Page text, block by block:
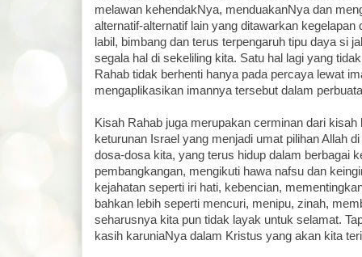
melawan kehendakNya, menduakanNya dan
alternatif-alternatif lain yang ditawarkan kegelapan
labil, bimbang dan terus terpengaruh tipu daya si
segala hal di sekeliling kita. Satu hal lagi yang
Rahab tidak berhenti hanya pada percaya lewat
mengaplikasikan imannya tersebut dalam
Kisah Rahab juga merupakan cerminan dari kisah
keturunan Israel yang menjadi umat pilihan Allah
dosa-dosa kita, yang terus hidup dalam berbagai
pembangkangan, mengikuti hawa nafsu dan
kejahatan seperti iri hati, kebencian,
bahkan lebih seperti mencuri, menipu, zinah,
seharusnya kita pun tidak layak untuk selamat.
kasih karuniaNya dalam Kristus yang akan kita